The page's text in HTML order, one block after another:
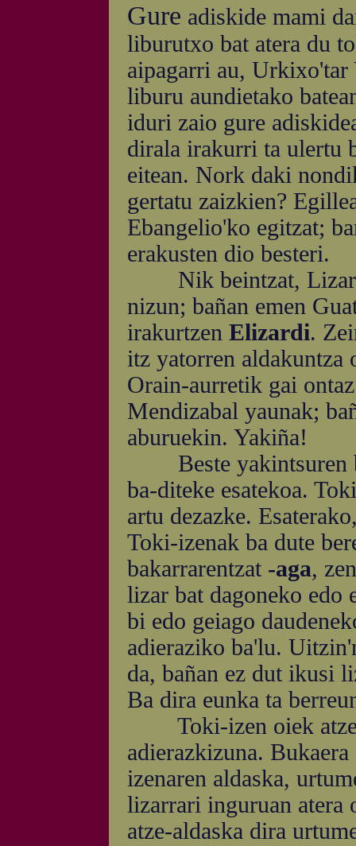
Gure adiskide mami
liburutxo bat atera du
aipagarri au,
liburu aundietako
iduri zaio gure
dirala irakurri ta ulertu
eitean. Nork daki
gertatu zaizkien?
Ebangelio'ko egitzat;
erakusten dio besteri.
Nik beintzat,
nizun; bañan emen
irakurtzen Elizardi.
itz yatorren
Orain-aurretik gai
Mendizabal yaunak;
aburuekin. Yakiña!
Beste yakintsuren
ba-diteke esatekoa.
artu dezazke.
Toki-izenak ba dute
bakarrarentzat -aga,
lizar bat dagoneko edo
bi edo geiago
adieraziko ba'lu.
da, bañan ez dut ikusi
Ba dira eunka ta
Toki-izen oiek
adierazkizuna.
izenaren aldaska,
lizarrari inguruan atera
atze-aldaska dira